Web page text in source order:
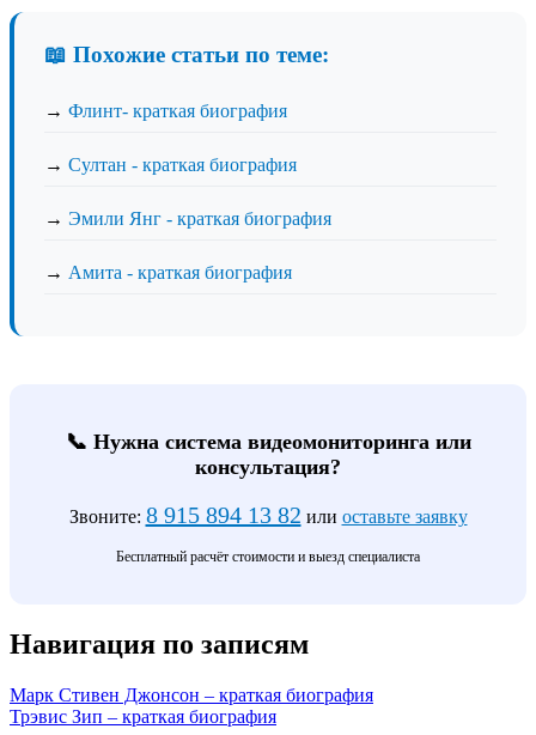
📖 Похожие статьи по теме:
→ Флинт- краткая биография
→ Султан - краткая биография
→ Эмили Янг - краткая биография
→ Амита - краткая биография
📞 Нужна система видеомониторинга или
консультация?
Звоните: 8 915 894 13 82 или оставьте заявку
Бесплатный расчёт стоимости и выезд специалиста
Навигация по записям
Марк Стивен Джонсон – краткая биография
Трэвис Зип – краткая биография